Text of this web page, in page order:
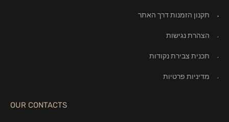
תקנון הזמנות דרך האתר
הצהרת נגישות
תכנית צבירת נקודות
מדיניות פרטיות
OUR CONTACTS